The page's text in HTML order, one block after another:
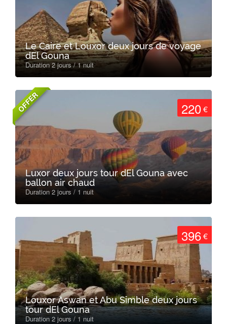
Le Caire et Louxor deux jours de voyage
dEl Gouna
Duration 2 jours / 1 nuit
OFFER 220€
Luxor deux jours tour dEl Gouna avec
ballon air chaud
Duration 2 jours / 1 nuit
396€
Louxor Aswan et Abu Simble deux jours
tour dEl Gouna
Duration 2 jours / 1 nuit